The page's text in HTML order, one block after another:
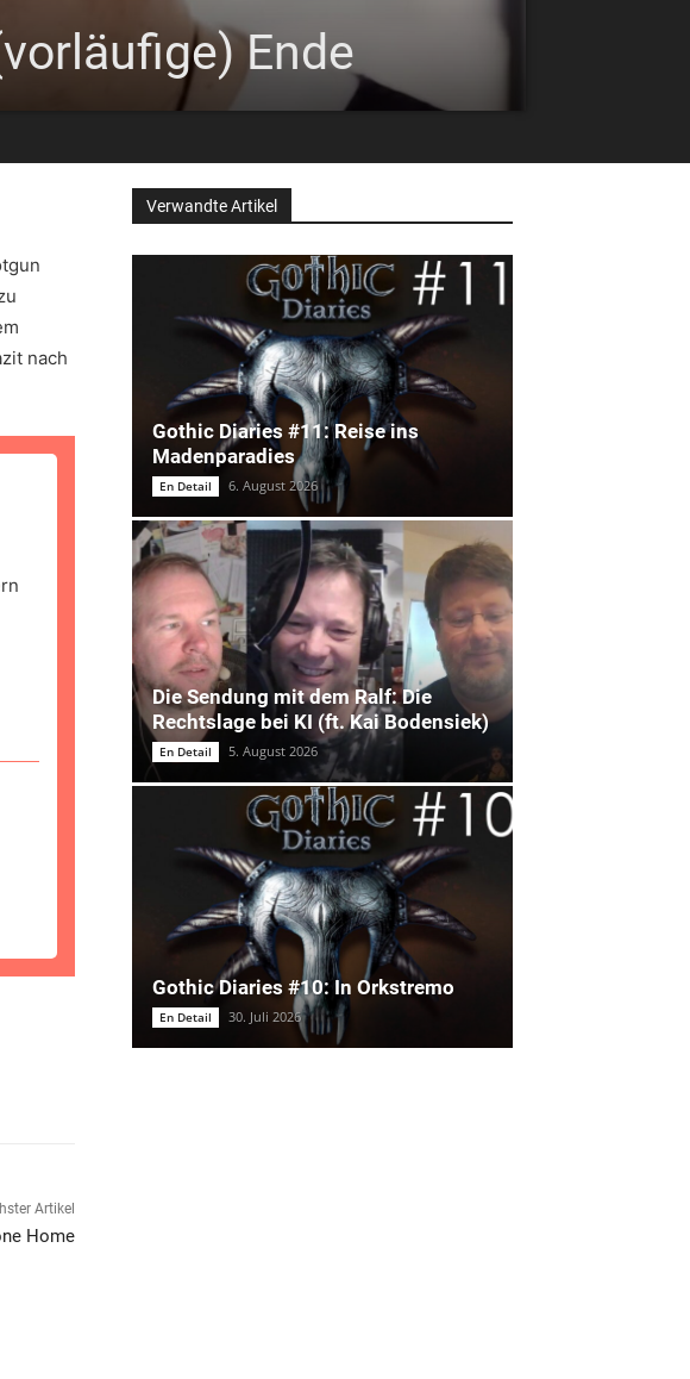
Ende
nach
Artikel
Home
Verwandte Artikel
Gothic Diaries #11: Reise ins
Madenparadies
En Detail 6. August 2026
Die Sendung mit dem Ralf: Die
Rechtslage bei KI (ft. Kai Bodensiek)
En Detail 5. August 2026
Gothic Diaries #10: In Orkstremo
En Detail 30. Juli 2026